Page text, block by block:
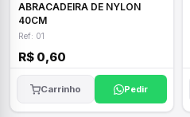
ABRACADEIRA DE NYLON
40CM
Ref: 01
R$ 0,60
Carrinho Pedir